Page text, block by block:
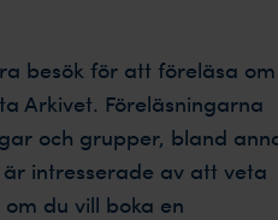
besök för att föreläsa om
Arkivet. Föreläsningarna
och grupper, bland
intresserade av att veta
du vill boka en